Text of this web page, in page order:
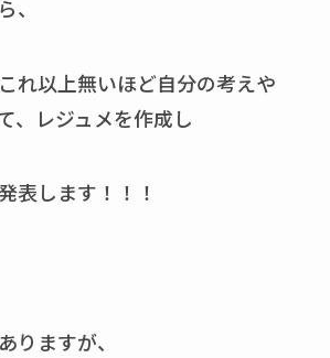
、
れ以上無いほど自分の考えや
、レジュメを作成し
表します！！！
りますが、